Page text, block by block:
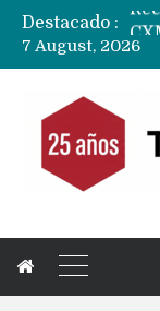
Destacado :
7 August, 2026